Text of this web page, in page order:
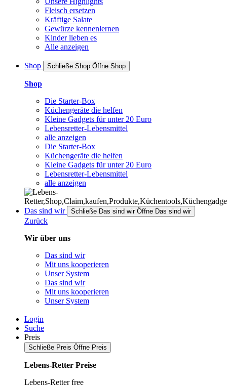
Fleisch ersetzen
Kräftige Salate
Gewürze kennenlernen
Kinder lieben es
Alle anzeigen
Shop Schließe Shop Öffne Shop
Shop
Die Starter-Box
Küchengeräte die helfen
Kleine Gadgets für unter 20 Euro
Lebensretter-Lebensmittel
alle anzeigen
Die Starter-Box
Küchengeräte die helfen
Kleine Gadgets für unter 20 Euro
Lebensretter-Lebensmittel
alle anzeigen
Das sind wir Schließe Das sind wir Öffne Das sind wir
Zurück
Wir über uns
Das sind wir
Mit uns kooperieren
Unser System
Das sind wir
Mit uns kooperieren
Unser System
Login
Suche
Preis
Schließe Preis Öffne Preis
Lebens-Retter Preise
Lebens-Retter free